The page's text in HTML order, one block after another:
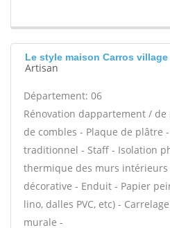
Le style maison Carros village
Artisan
Département: 06
Rénovation dappartement /
de combles - Plaque de plâtre
traditionnel - Staff - Isolation
thermique des murs intérieurs
décorative - Enduit - Papier
lino, dalles PVC, etc) -
murale -